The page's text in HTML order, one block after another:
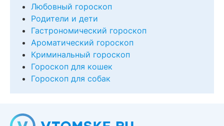
Любовный гороскоп
Родители и дети
Гастрономический гороскоп
Ароматический гороскоп
Криминальный гороскоп
Гороскоп для кошек
Гороскоп для собак